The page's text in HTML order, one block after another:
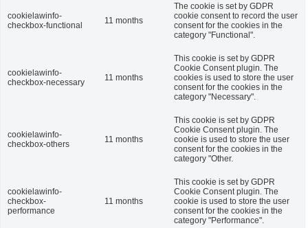
cookielawinfo-
checkbox-functional
11 months
The cookie is set by GDPR
cookie consent to record the user
consent for the cookies in the
category "Functional".
cookielawinfo-
checkbox-necessary
11 months
This cookie is set by GDPR
Cookie Consent plugin. The
cookies is used to store the user
consent for the cookies in the
category "Necessary".
cookielawinfo-
checkbox-others
11 months
This cookie is set by GDPR
Cookie Consent plugin. The
cookie is used to store the user
consent for the cookies in the
category "Other.
cookielawinfo-
checkbox-
performance
11 months
This cookie is set by GDPR
Cookie Consent plugin. The
cookie is used to store the user
consent for the cookies in the
category "Performance".